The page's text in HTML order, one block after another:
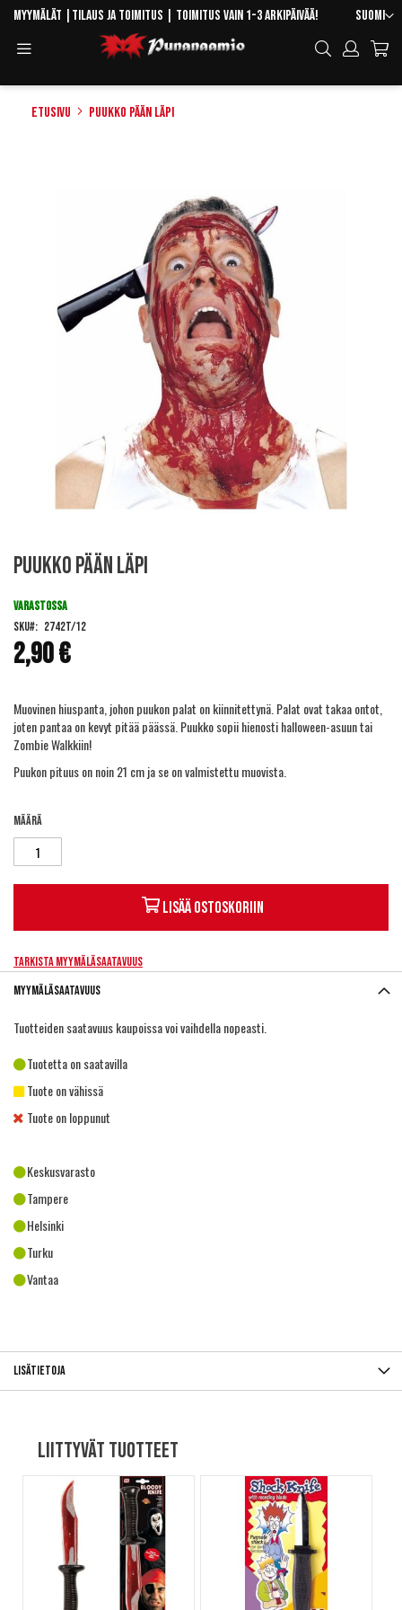
Skip
Content
Kieli
Suomi
Myymälät Tilaus ja toimitus | Toimitus vain 1-3 arkipäivää!
Hae
Etusivu Puukko pään läpi
to
beginning
the
images
gallery
Puukko pään läpi
2,90 €
VARASTOSSA
SKU
2742T/12
Muovinen hiuspanta, johon puukon palat on kiinnitettynä. Palat ovat takaa ontot,
joten pantaa on kevyt pitää päässä. Puukko sopii hienosti halloween-asuun tai
Zombie Walkkiin!
Puukon pituus on noin 21 cm ja se on valmistettu muovista.
Määrä
Lisää ostoskoriin
Tarkista myymäläsaatavuus
Myymäläsaatavuus
Tuotteiden saatavuus kaupoissa voi vaihdella nopeasti.
Tuotetta on saatavilla
Tuote on vähissä
Tuote on loppunut
Keskusvarasto
Tampere
Helsinki
Turku
Vantaa
Lisätietoja
Liittyvät tuotteet